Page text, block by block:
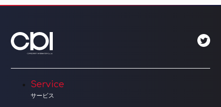
ビ
ゲ
ー
シ
ョ Service
サービス